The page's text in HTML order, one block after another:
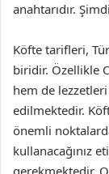
anahtarıdır.
Köfte tarifleri,
biridir. Özellikle
hem de
edilmektedir.
önemli
kullanacağınız
gerekmektedir.